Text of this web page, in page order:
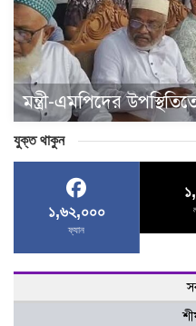
মন্ত্রী-এমপিদের
যুক্ত থাকুন
১,৬২,০০০
ফ্যান